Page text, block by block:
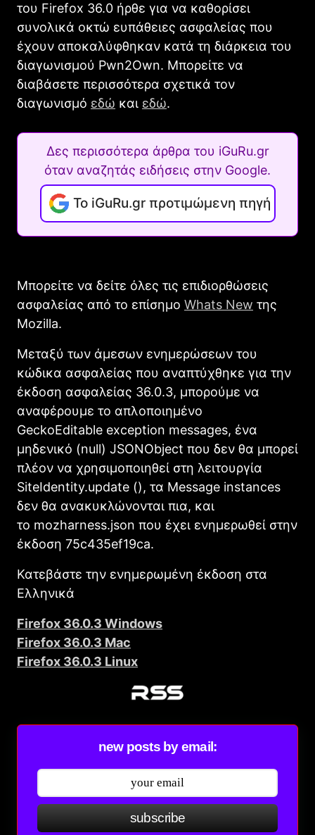
του Firefox 36.0 ήρθε για να καθορίσει
συνολικά οκτώ ευπάθειες ασφαλείας που
έχουν αποκαλύφθηκαν κατά τη διάρκεια του
διαγωνισμού Pwn2Own. Μπορείτε να
διαβάσετε περισσότερα σχετικά τον
διαγωνισμό εδώ και εδώ.
Δες περισσότερα άρθρα του iGuRu.gr
όταν αναζητάς ειδήσεις στην Google.
Το iGuRu.gr προτιμώμενη πηγή
Μπορείτε να δείτε όλες τις επιδιορθώσεις
ασφαλείας από το επίσημο Whats New της
Mozilla.
Μεταξύ των άμεσων ενημερώσεων του
κώδικα ασφαλείας που αναπτύχθηκε για την
έκδοση ασφαλείας 36.0.3, μπορούμε να
αναφέρουμε το απλοποιημένo
GeckoEditable exception messages, ένα
μηδενικό (null) JSONObject που δεν θα μπορεί
πλέον να χρησιμοποιηθεί στη λειτουργία
SiteIdentity.update (), τα Message instances
δεν θα ανακυκλώνονται πια, και
το mozharness.json που έχει ενημερωθεί στην
έκδοση 75c435ef19ca.
Κατεβάστε την ενημερωμένη έκδοση στα
Ελληνικά
Firefοx 36.0.3 Windows
Firefοx 36.0.3 Mac
Firefox 36.0.3 Linux
new posts by email:
subscribe